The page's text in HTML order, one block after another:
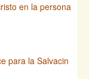
en la persona
para la Salvacin